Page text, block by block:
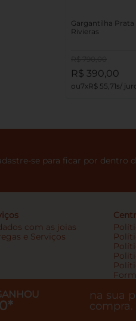
na sua
compra.
Gargantilha
Rivieras
R$ 390,00
7 R$ 55 71
se para ficar por dentro
com as joias
e Serviços
Seja